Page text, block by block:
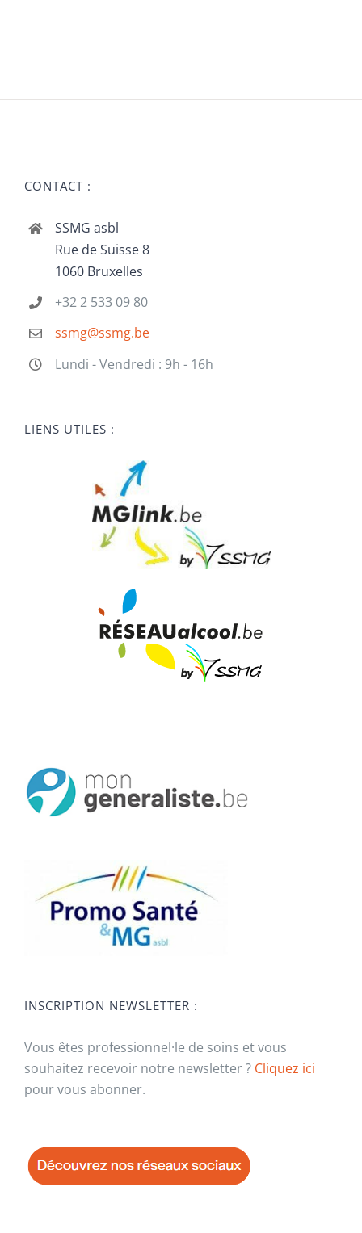
CONTACT :
SSMG asbl
Rue de Suisse 8
1060 Bruxelles
+32 2 533 09 80
ssmg@ssmg.be
Lundi - Vendredi : 9h - 16h
LIENS UTILES :
INSCRIPTION NEWSLETTER :
Vous êtes professionnel·le de soins et vous
souhaitez recevoir notre newsletter ? Cliquez ici
pour vous abonner.